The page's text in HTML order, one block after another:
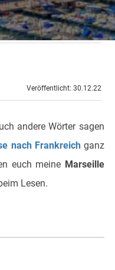
Veröffentlicht: 30.12.22
andere Wörter sagen
nach Frankreichganz
euch meine Marseille
Lesen.